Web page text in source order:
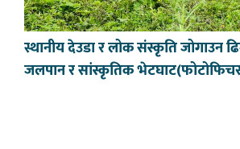
स्थानीय देउडा र लोक संस्कृति जोगाउन
जलपान र सांस्कृतिक